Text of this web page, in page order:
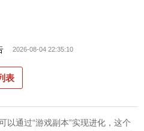
2026-08-04 22:35:10
表
以通过“游戏副本”实现进化，这个